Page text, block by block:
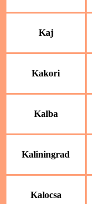
Kaj
Kakori
Kalba
Kaliningrad
Kalocsa